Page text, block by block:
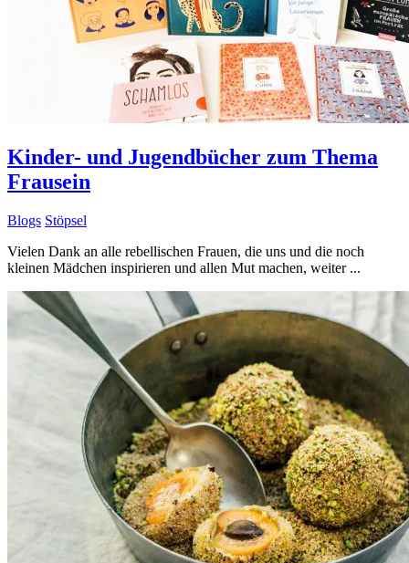
Kinder- und Jugendbücher zum Thema
Frausein
Blogs Stöpsel
Vielen Dank an alle rebellischen Frauen, die uns und die noch
kleinen Mädchen inspirieren und allen Mut machen, weiter ...